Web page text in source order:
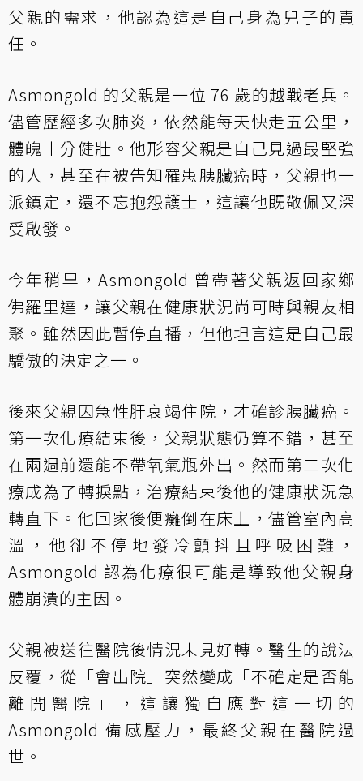
父親的需求，他認為這是自己身為兒子的責
任。
Asmongold 的父親是一位 76 歲的越戰老兵。
儘管歷經多次肺炎，依然能每天快走五公里，
體魄十分健壯。他形容父親是自己見過最堅強
的人，甚至在被告知罹患胰臟癌時，父親也一
派鎮定，還不忘抱怨護士，這讓他既敬佩又深
受啟發。
今年稍早，Asmongold 曾帶著父親返回家鄉
佛羅里達，讓父親在健康狀況尚可時與親友相
聚。雖然因此暫停直播，但他坦言這是自己最
驕傲的決定之一。
後來父親因急性肝衰竭住院，才確診胰臟癌。
第一次化療結束後，父親狀態仍算不錯，甚至
在兩週前還能不帶氧氣瓶外出。然而第二次化
療成為了轉捩點，治療結束後他的健康狀況急
轉直下。他回家後便癱倒在床上，儘管室內高
溫，他卻不停地發冷顫抖且呼吸困難，
Asmongold 認為化療很可能是導致他父親身
體崩潰的主因。
父親被送往醫院後情況未見好轉。醫生的說法
反覆，從「會出院」突然變成「不確定是否能
離開醫院」，這讓獨自應對這一切的
Asmongold 備感壓力，最終父親在醫院過
世。